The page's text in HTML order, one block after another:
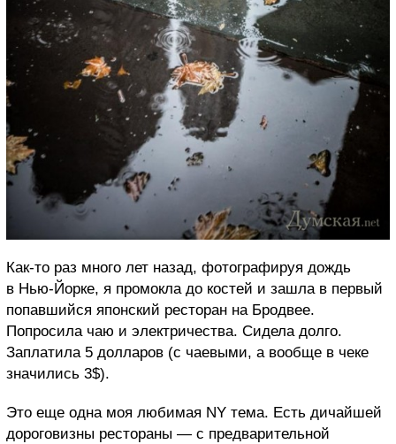
Как-то раз много лет назад, фотографируя дождь
в Нью-Йорке, я промокла до костей и зашла в первый
попавшийся японский ресторан на Бродвее.
Попросила чаю и электричества. Сидела долго.
Заплатила 5 долларов (с чаевыми, а вообще в чеке
значились 3$).
Это еще одна моя любимая NY тема. Есть дичайшей
дороговизны рестораны — с предварительной